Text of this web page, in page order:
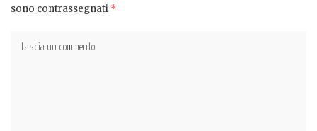
sono contrassegnati *